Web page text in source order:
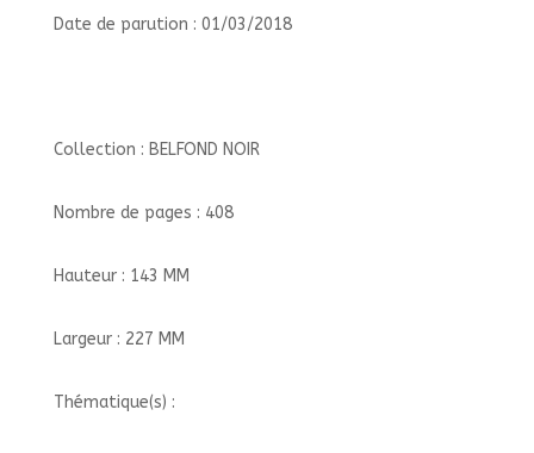
Date de parution : 01/03/2018
Collection : BELFOND NOIR
Nombre de pages : 408
Hauteur : 143 MM
Largeur : 227 MM
Thématique(s) :